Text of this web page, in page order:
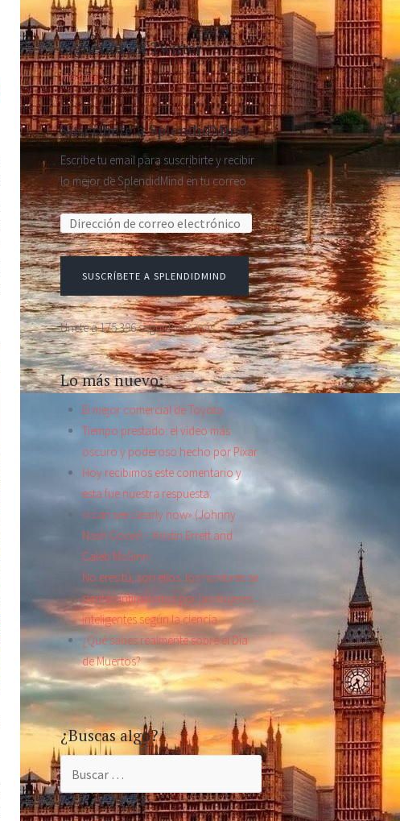
Síguenos en Twitter
Mis tuits
Suscríbete a SplendidMind:
Escribe tu email para suscribirte y recibir
lo mejor de SplendidMind en tu correo.
Dirección de correo electrónico:
SUSCRÍBETE A SPLENDIDMIND
Únete a 175.396 seguidores más
Lo más nuevo:
El mejor comercial de Toyota
Tiempo prestado: el video más
oscuro y poderoso hecho por Pixar
Hoy recibimos este comentario y
esta fue nuestra respuesta.
«I can see clearly now» (Johnny
Nash Cover) – Kristin Errett and
Caleb McGinn
No eres tú, son ellos: los hombres se
sienten intimidados por las mujeres
inteligentes según la ciencia
¿Qué sabes realmente sobre el Día
de Muertos?
¿Buscas algo?